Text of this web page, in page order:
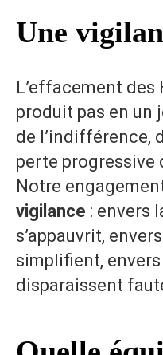
Une
L’effacement des
produit pas en un
de l’indifférence,
perte progressive
Notre
vigilance : envers
s’appauvrit,
simplifient,
disparaissent